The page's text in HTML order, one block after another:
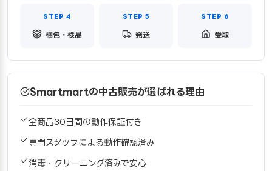
梱包・検品 発送 受取
Smartmartの中古販売が選ばれる理由
全商品30日間の動作保証付き
専門スタッフによる動作確認済み
消毒・クリーニング済みで安心